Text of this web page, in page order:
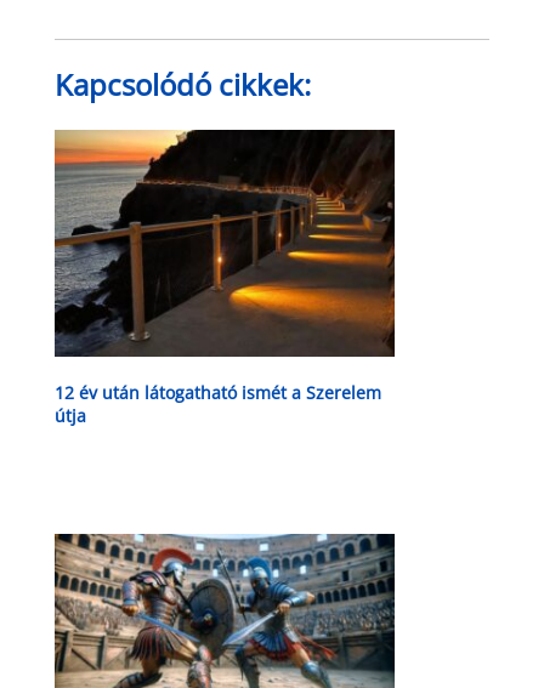
Kapcsolódó cikkek:
12 év után látogatható ismét a Szerelem
útja